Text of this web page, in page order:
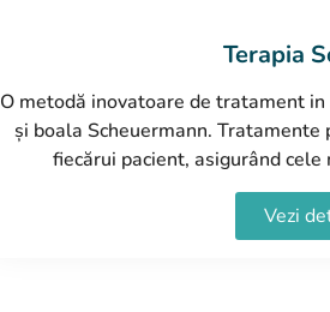
Terapia
O metodă inovatoare de tratament
și boala Scheuermann.
fiecărui pacient, asigurând
Vezi